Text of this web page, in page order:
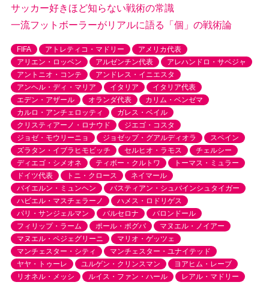
サッカー好きほど知らない戦術の常識
一流フットボーラーがリアルに語る「個」の戦術論
FIFA アトレティコ・マドリー
アメリカ代表
アリエン・ロッベン
アルゼンチン代表
アレハンドロ・サベジャ
アントニオ・コンテ
アンドレス・イニエスタ
アンヘル・ディ・マリア
イタリア
イタリア代表
エデン・アザール
オランダ代表
カリム・ベンゼマ
カルロ・アンチェロッティ
ガレス・ベイル
クリスティアーノ・ロナウド
ジエゴ・コスタ
ジョゼ・モウリーニョ
ジョゼップ・グアルディオラ
スペイン
ズラタン・イブラヒモビッチ
セルヒオ・ラモス
チェルシー
ディエゴ・シメオネ
ティボー・クルトワ
トーマス・ミュラー
ドイツ代表
トニ・クロース
ネイマール
バイエルン・ミュンヘン
バスティアン・シュバインシュタイガー
ハビエル・マスチェラーノ
ハメス・ロドリゲス
パリ・サンジェルマン
バルセロナ
バロンドール
フィリップ・ラーム
ポール・ポグバ
マヌエル・ノイアー
マヌエル・ペジェグリーニ
マリオ・ゲッツェ
マンチェスター・シティ
マンチェスター・ユナイテッド
ヤヤ・トゥーレ
ユルゲン・クリンスマン
ヨアヒム・レーブ
リオネル・メッシ
ルイス・ファン・ハール レアル・マドリー